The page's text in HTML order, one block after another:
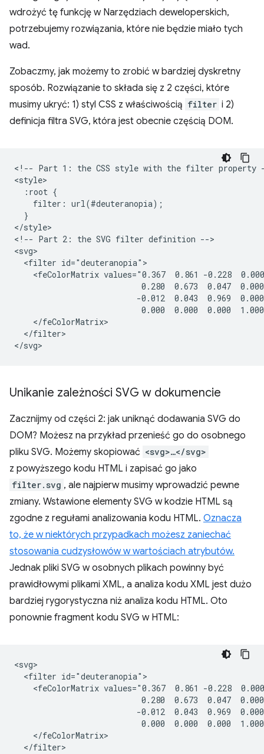
wdrożyć tę funkcję w Narzędziach deweloperskich,
potrzebujemy rozwiązania, które nie będzie miało tych
wad.
Zobaczmy, jak możemy to zrobić w bardziej dyskretny
sposób. Rozwiązanie to składa się z 2 części, które
musimy ukryć: 1) styl CSS z właściwością filter i 2)
definicja filtra SVG, która jest obecnie częścią DOM.
<!-- Part 1: the CSS style with the filter property
<style>
  :root {
    filter: url(#deuteranopia);
  }
</style>
<!-- Part 2: the SVG filter definition -->
<svg>
  <filter id="deuteranopia">
<feColorMatrix values="0.367  0.861 -0.228
0.280  0.673  0.047
-0.012  0.043  0.969
0.000  0.000  0.000
    </feColorMatrix>
  </filter>
Unikanie zależności SVG w dokumencie
Zacznijmy od części 2: jak uniknąć dodawania SVG do
DOM? Możesz na przykład przenieść go do osobnego
pliku SVG. Możemy skopiować <svg>…</svg>
z powyższego kodu HTML i zapisać go jako
filter.svg , ale najpierw musimy wprowadzić pewne
zmiany. Wstawione elementy SVG w kodzie HTML są
zgodne z regułami analizowania kodu HTML. Oznacza
to, że w niektórych przypadkach możesz zaniechać
stosowania cudzysłowów w wartościach atrybutów.
Jednak pliki SVG w osobnych plikach powinny być
prawidłowymi plikami XML, a analiza kodu XML jest dużo
bardziej rygorystyczna niż analiza kodu HTML. Oto
ponownie fragment kodu SVG w HTML:
<svg>
  <filter id="deuteranopia">
<feColorMatrix values="0.367  0.861 -0.228
0.280  0.673  0.047
-0.012  0.043  0.969
0.000  0.000  0.000
    </feColorMatrix>
  </filter>